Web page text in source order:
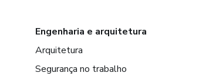
Engenharia e arquitetura
Arquitetura
Segurança no trabalho